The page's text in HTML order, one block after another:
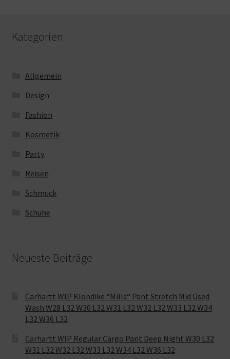
Kategorien
Allgemein
Design
Fashion
Kosmetik
Party
Reisen
Schmuck
Schuhe
Neueste Beiträge
Carhartt WIP Klondike “Mills“ Pant Stretch Mid Used
Wash W28 L32 W30 L32 W31 L32 W32 L32 W33 L32 W34
L32 W36 L32
Carhartt WIP Regular Cargo Pant Deep Night W30 L32
W31 L32 W32 L32 W33 L32 W34 L32 W36 L32